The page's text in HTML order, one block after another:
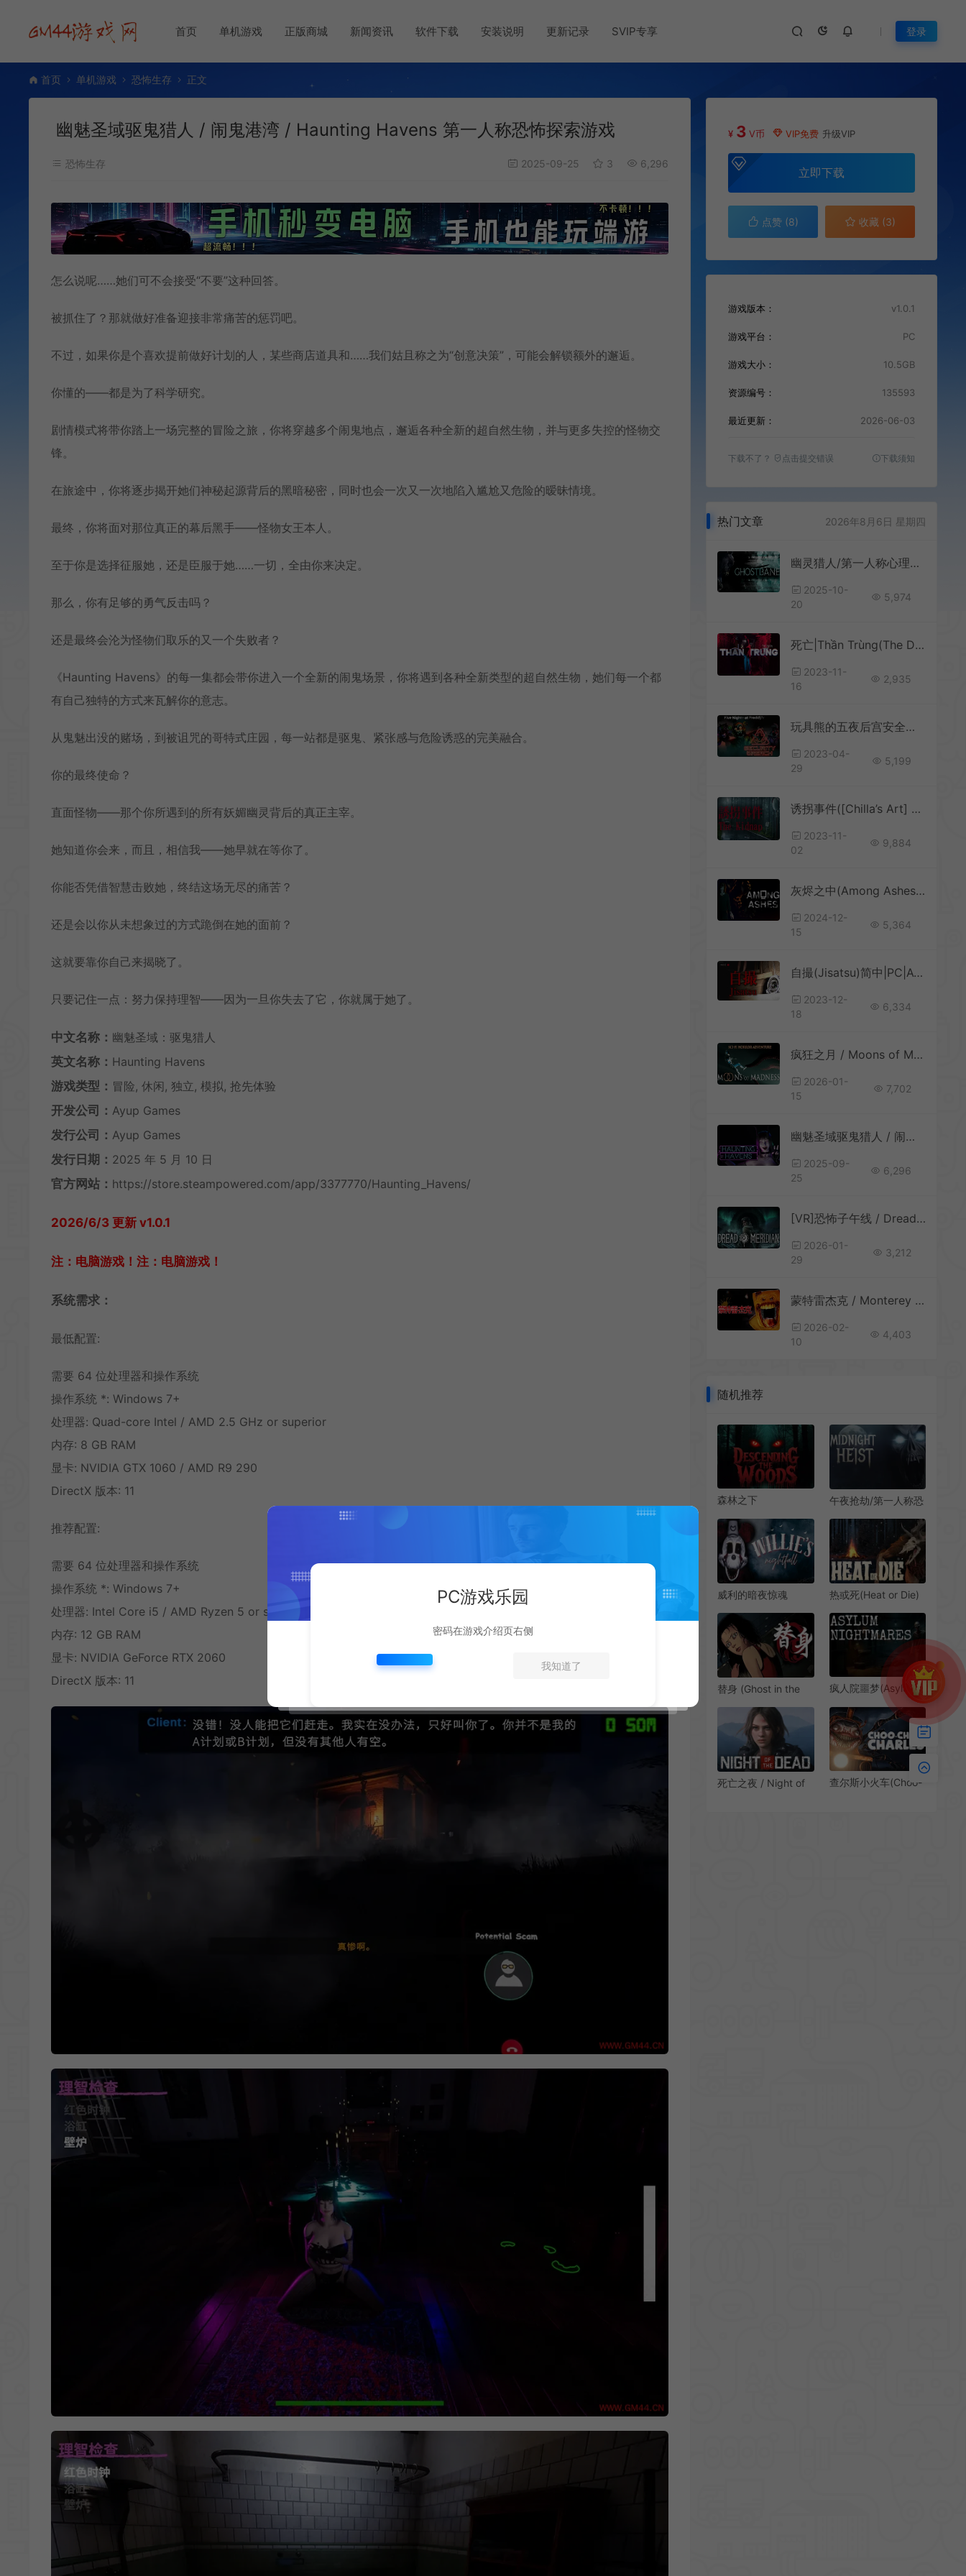
首页 单机游戏 正版商城 新闻资讯 软件下载 安装说明 更新记录 SVIP专享 登录
首页 单机游戏 恐怖生存 正文
幽魅圣域驱鬼猎人 / 闹鬼港湾 / Haunting Havens 第一人称恐怖探索游戏
恐怖生存 2025-09-25 3 6,296
怎么说呢……她们可不会接受“不要”这种回答。
被抓住了？那就做好准备迎接非常痛苦的惩罚吧。
不过，如果你是个喜欢提前做好计划的人，某些商店道具和……我们姑且称之为“创意决策”，可能会解锁额外的邂逅。
你懂的——都是为了科学研究。
剧情模式将带你踏上一场完整的冒险之旅，你将穿越多个闹鬼地点，邂逅各种全新的超自然生物，并与更多失控的怪物交
锋。
在旅途中，你将逐步揭开她们神秘起源背后的黑暗秘密，同时也会一次又一次地陷入尴尬又危险的暧昧情境。
最终，你将面对那位真正的幕后黑手——怪物女王本人。
至于你是选择征服她，还是臣服于她……一切，全由你来决定。
那么，你有足够的勇气反击吗？
还是最终会沦为怪物们取乐的又一个失败者？
《Haunting Havens》的每一集都会带你进入一个全新的闹鬼场景，你将遇到各种全新类型的超自然生物，她们每一个都
有自己独特的方式来瓦解你的意志。
从鬼魅出没的赌场，到被诅咒的哥特式庄园，每一站都是驱鬼、紧张感与危险诱惑的完美融合。
你的最终使命？
直面怪物——那个你所遇到的所有妖媚幽灵背后的真正主宰。
她知道你会来，而且，相信我——她早就在等你了。
你能否凭借智慧击败她，终结这场无尽的痛苦？
还是会以你从未想象过的方式跪倒在她的面前？
这就要靠你自己来揭晓了。
只要记住一点：努力保持理智——因为一旦你失去了它，你就属于她了。
中文名称： 幽魅圣域：驱鬼猎人
英文名称： Haunting Havens
游戏类型： 冒险, 休闲, 独立, 模拟, 抢先体验
开发公司： Ayup Games
发行公司： Ayup Games
发行日期： 2025 年 5 月 10 日
官方网站： https://store.steampowered.com/app/3377770/Haunting_Havens/
2026/6/3 更新 v1.0.1
注：电脑游戏！注：电脑游戏！
系统需求：
最低配置:
需要 64 位处理器和操作系统
操作系统 *: Windows 7+
处理器: Quad-core Intel / AMD 2.5 GHz or superior
内存: 8 GB RAM
显卡: NVIDIA GTX 1060 / AMD R9 290
DirectX 版本: 11
推荐配置:
需要 64 位处理器和操作系统
操作系统 *: Windows 7+
处理器: Intel Core i5 / AMD Ryzen 5 or superior
内存: 12 GB RAM
显卡: NVIDIA GeForce RTX 2060
DirectX 版本: 11
¥ 3 V币 VIP免费 升级VIP
立即下载
点赞 (8) 收藏 (3)
游戏版本： v1.0.1
游戏平台： PC
游戏大小： 10.5GB
资源编号： 135593
最近更新： 2026-06-03
下载不了？ 点击提交错误 下载须知
热门文章 2026年8月6日 星期四
幽灵猎人/第一人称心理恐怖游戏 Ghostbane 下载
2025-10-
20
5,974
死亡|Thần Trùng(The Death | Thần Trùng)简中|PC|越南心理恐怖冒险游戏
2023-11-
16
2,935
玩具熊的五夜后宫安全漏洞(Five Nights at Freddys Security Breach)恐怖逃脱游戏|下载
2023-04-
29
5,199
诱拐事件([Chilla’s Art] The Kidnap)简中|PC|日本恐怖解谜游戏
2023-11-
02
9,884
灰烬之中(Among Ashes)复古生存恐怖游戏|下载
2024-12-
15
5,364
自撮(Jisatsu)简中|PC|AVG|日本风格伪纪录片恐怖游戏
2023-12-
18
6,334
疯狂之月 / Moons of Madness 第一人称宇宙恐怖游戏
2026-01-
15
7,702
幽魅圣域驱鬼猎人 / 闹鬼港湾 / Haunting Havens 第一人称恐怖探索游戏
2025-09-
25
6,296
[VR]恐怖子午线 / Dread Meridian 生存恐怖游戏
2026-01-
29
3,212
蒙特雷杰克 / Monterey Jack 第一人称恐怖探索游戏
2026-02-
10
4,403
随机推荐
森林之下
Woods)建造战斗探索
生存恐怖游戏|下载
午夜抢劫/第一人称恐
Midnight Heist 下载
威利的暗夜惊魂
一人称生存恐怖游戏|
下载
热或死(Heat or Die)
戏|下载
替身 (Ghost in the
黑白漫画恐怖惊悚游
疯人院噩梦(Asylum
Nightmares)简
中|PC|AVG|僵尸恐怖
生存游戏
死亡之夜 / Night of
查尔斯小火车(Choo-
PC游戏乐园
密码在游戏介绍页右侧
我知道了